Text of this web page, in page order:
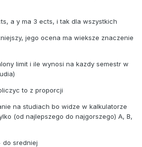
a y ma 3 ects, i tak dla wszystkich
jego ocena ma wieksze znaczenie
limit i ile wynosi na kazdy semestr w
to z proporcji
na studiach bo widze w kalkulatorze
(od najlepszego do najgorszego) A, B,
do sredniej